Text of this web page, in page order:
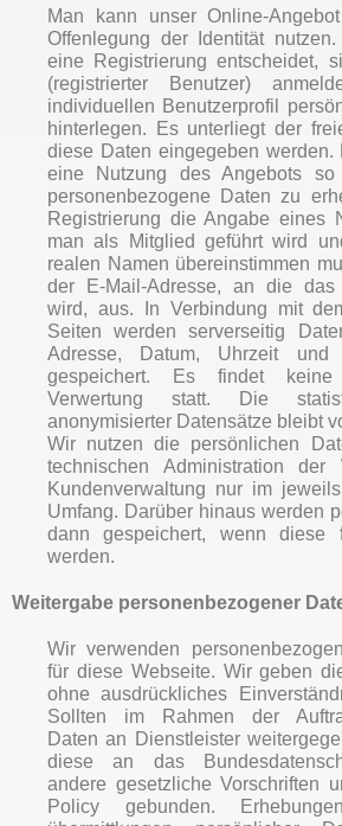
Man kann unser Online-
Offenlegung der Identität
eine Registrierung entscheidet,
(registrierter Benutzer)
individuellen Benutzerprofil
hinterlegen. Es unterliegt der
diese Daten eingegeben werden.
eine Nutzung des Angebots
personenbezogene Daten zu
Registrierung die Angabe eines
man als Mitglied geführt wird
realen Namen übereinstimmen
der E-Mail-Adresse, an die das
wird, aus. In Verbindung mit
Seiten werden serverseitig
Adresse, Datum, Uhrzeit und
gespeichert. Es findet keine
Verwertung statt. Die
anonymisierter Datensätze bleibt
Wir nutzen die persönlichen
technischen Administration
Kundenverwaltung nur im
Umfang. Darüber hinaus werden
dann gespeichert, wenn diese
werden.
Weitergabe personenbezogener
Wir verwenden
für diese Webseite. Wir geben
ohne ausdrückliches
Sollten im Rahmen der
Daten an Dienstleister
diese an das
andere gesetzliche Vorschriften
Policy gebunden.